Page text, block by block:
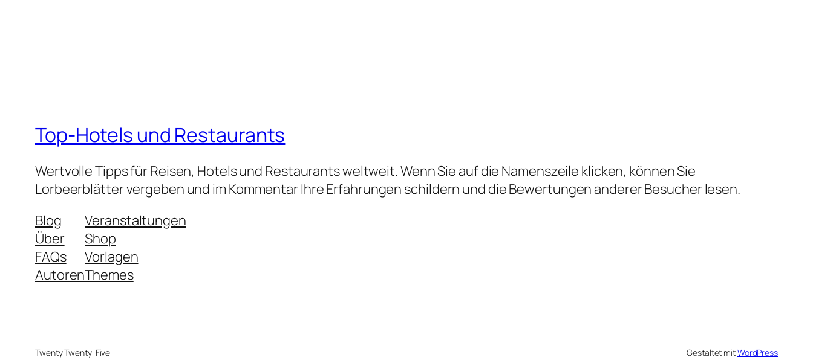
Top-Hotels und Restaurants
Wertvolle Tipps für Reisen, Hotels und Restaurants weltweit. Wenn Sie auf die Namenszeile klicken, können Sie
Lorbeerblätter vergeben und im Kommentar Ihre Erfahrungen schildern und die Bewertungen anderer Besucher lesen.
Blog
Über
FAQs
Autoren
Veranstaltungen
Shop
Vorlagen
Themes
Twenty Twenty-Five Gestaltet mitWordPress